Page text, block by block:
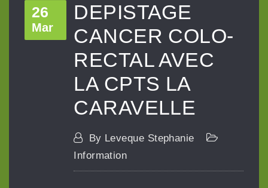
26
Mar
DEPISTAGE
CANCER COLO-
RECTAL AVEC
LA CPTS LA
CARAVELLE
By Leveque Stephanie
Information